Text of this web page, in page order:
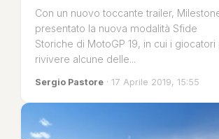
Con un nuovo toccante trailer,
presentato la nuova modalità Sfide
Storiche di MotoGP 19, in cui i
rivivere alcune delle...
Sergio Pastore · 17 Aprile 2019, 15:55